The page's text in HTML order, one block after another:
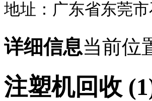
地址：广东省东莞
详细信息当前位
注塑机回收